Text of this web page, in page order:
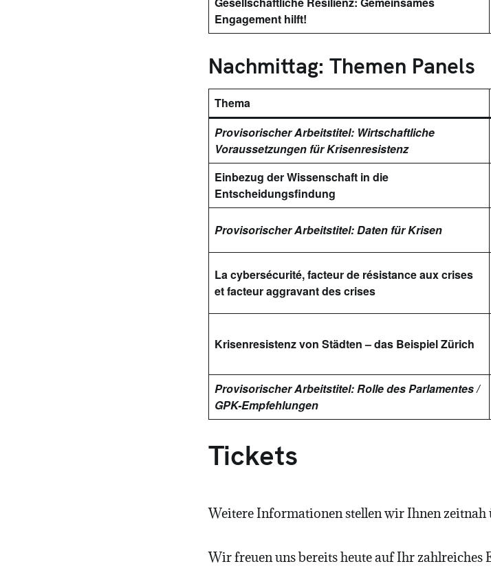
Engagement hilft!
Nachmittag: Themen Panels
Thema
Provisorischer Arbeitstitel: Wirtschaftliche
Voraussetzungen für Krisenresistenz
Einbezug der Wissenschaft in die
Entscheidungsfindung
Provisorischer Arbeitstitel: Daten für Krisen
La cybersécurité, facteur de résistance aux crises
et facteur aggravant des crises
Krisenresistenz von Städten – das Beispiel Zürich
Provisorischer Arbeitstitel: Rolle des Parlamentes /
GPK-Empfehlungen
Tickets
Weitere Informationen stellen wir Ihnen zeitnah
Wir freuen uns bereits heute auf Ihr zahlreiches